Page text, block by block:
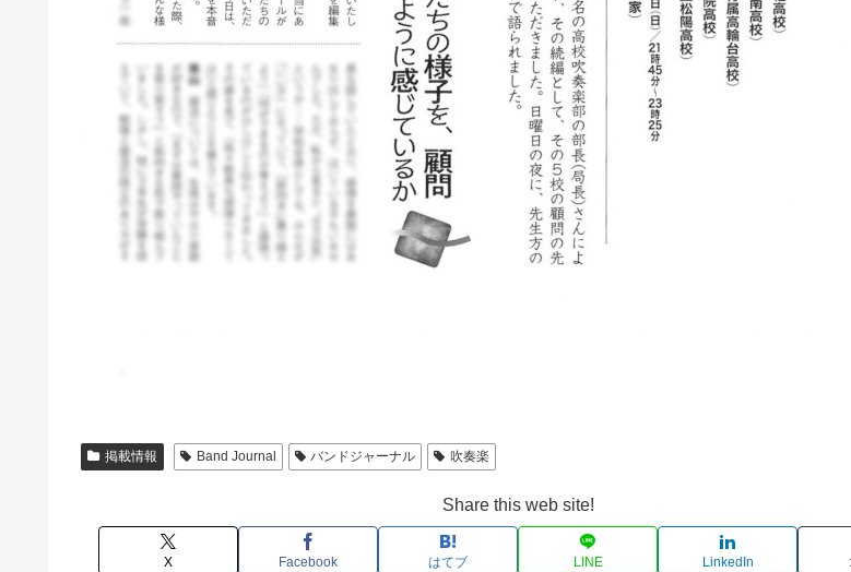
掲載情報 Band Journal バンドジャーナル 吹奏楽
Share this web site!
X Facebook はてブ LINE LinkedIn